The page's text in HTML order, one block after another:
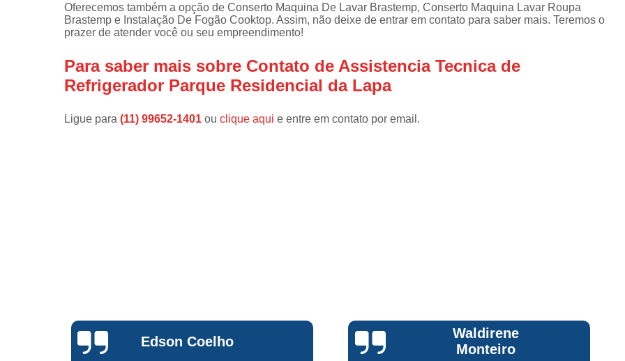
de fogão
Manutenções
Refrigerador Assistencia Tecnica
Assistencia Tecnica Maquina Secadora de
Assistencia Tecnica
Assistencia Tecnica
Assistencia Tecnica Forno Microondas
Oferecemos também a opção de Conserto Maquina De Lavar Brastemp, Conserto Maquina Lavar Roupa
Brastemp e Instalação De Fogão Cooktop. Assim, não deixe de entrar em contato para saber mais. Teremos o
prazer de atender você ou seu empreendimento!
Para saber mais sobre Contato de Assistencia Tecnica de
Refrigerador Parque Residencial da Lapa
Ligue para (11) 99652-1401 ou clique aqui e entre em contato por email.
Waldirene
Monteiro
Claúdia
Andrullis